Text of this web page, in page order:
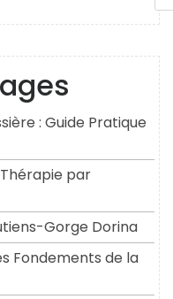
: Guide Pratique
Thérapie par
Gorge Dorina
Fondements de la